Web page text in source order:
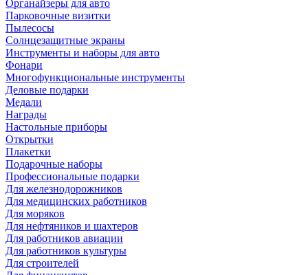
Органайзеры для авто
Парковочные визитки
Пылесосы
Солнцезащитные экраны
Инструменты и наборы для авто
Фонари
Многофункциональные инструменты
Деловые подарки
Медали
Награды
Настольные приборы
Открытки
Плакетки
Подарочные наборы
Профессиональные подарки
Для железнодорожников
Для медицинских работников
Для моряков
Для нефтяников и шахтеров
Для работников авиации
Для работников культуры
Для строителей